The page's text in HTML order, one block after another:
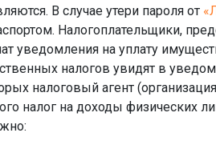
В случае утери пароля от
Налогоплательщики,
уведомления на уплату
налогов увидят в
налоговый агент
налог на доходы физических